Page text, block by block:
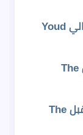
قرية يود رأس الحكمة الساحل الشمالي Youd
كمبوند ذا مورنينجز التجمع الخامس The
كمبوند اوديسيا صبور مدينة المستقبل The